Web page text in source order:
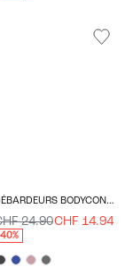
DÉBARDEURS BODYCON FIT COL EN U
24.90CHF 14.94